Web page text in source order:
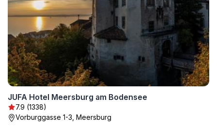
JUFA Hotel Meersburg am Bodensee
7.9 (1338)
Vorburggasse 1-3, Meersburg